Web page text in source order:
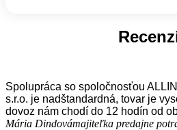
Spolupráca so spoločnosťou
s.r.o. je nadštandardná, tovar je
dovoz nám chodí do 12 hodín od
Mária Dindovámajiteľka predajne